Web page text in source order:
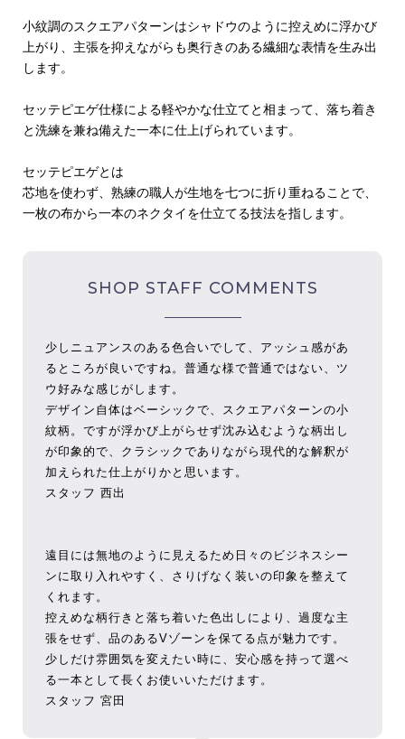
小紋調のスクエアパターンはシャドウのように控えめに浮かび
上がり、主張を抑えながらも奥行きのある繊細な表情を生み出
します。
セッテピエゲ仕様による軽やかな仕立てと相まって、落ち着き
と洗練を兼ね備えた一本に仕上げられています。
セッテピエゲとは
芯地を使わず、熟練の職人が生地を七つに折り重ねることで、
一枚の布から一本のネクタイを仕立てる技法を指します。
SHOP STAFF COMMENTS
少しニュアンスのある色合いでして、アッシュ感があ
るところが良いですね。普通な様で普通ではない、ツ
ウ好みな感じがします。
デザイン自体はベーシックで、スクエアパターンの小
紋柄。ですが浮かび上がらせず沈み込むような柄出し
が印象的で、クラシックでありながら現代的な解釈が
加えられた仕上がりかと思います。
スタッフ 西出
遠目には無地のように見えるため日々のビジネスシー
ンに取り入れやすく、さりげなく装いの印象を整えて
くれます。
控えめな柄行きと落ち着いた色出しにより、過度な主
張をせず、品のあるVゾーンを保てる点が魅力です。
少しだけ雰囲気を変えたい時に、安心感を持って選べ
る一本として長くお使いいただけます。
スタッフ 宮田